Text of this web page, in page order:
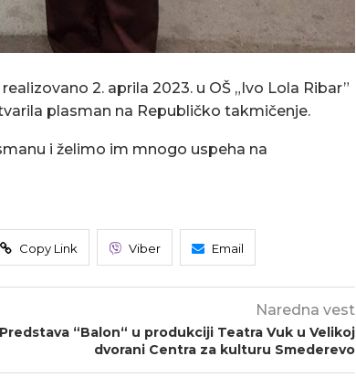
2. aprila 2023. u OŠ „Ivo Lola Ribar”
plasman na Republičko takmičenje.
i želimo im mnogo uspeha na
Copy Link Viber Email
Naredna vest
Predstava “Balon“ u produkciji Teatra Vuk u Velikoj
dvorani Centra za kulturu Smederevo